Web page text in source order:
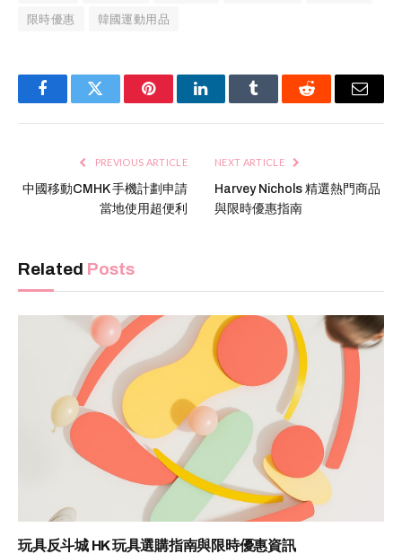
限時優惠
韓國運動用品
FacebookTwitter PinterestLinkedInTumblr Reddit Email
PREVIOUS ARTICLE
中國移動CMHK 手機計劃申請
當地使用超便利
NEXT ARTICLE
Harvey Nichols 精選熱門商品
與限時優惠指南
Related Posts
玩具反斗城 HK 玩具選購指南與限時優惠資訊